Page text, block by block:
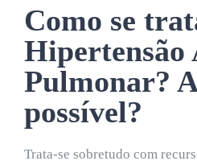
Como se
Pulmonar?
possível?
Trata-se sobretudo com